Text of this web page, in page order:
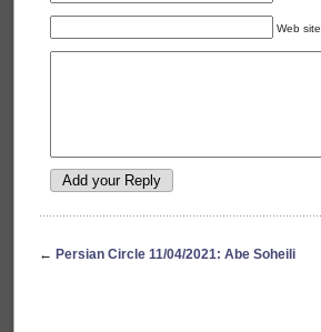
Web site
← Persian Circle 11/04/2021: Abe Soheili